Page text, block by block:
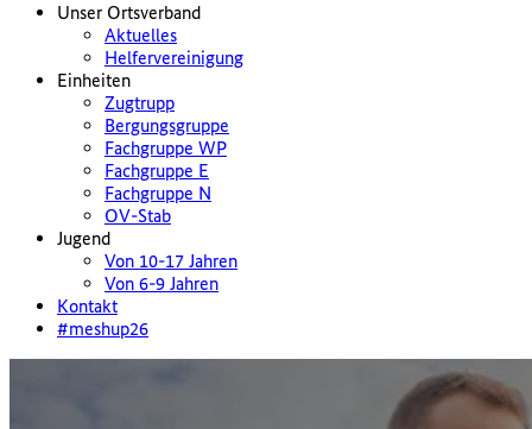
Unser Ortsverband
Aktuelles
Helfervereinigung
Einheiten
Zugtrupp
Bergungsgruppe
Fachgruppe WP
Fachgruppe E
Fachgruppe N
OV-Stab
Jugend
Von 10-17 Jahren
Von 6-9 Jahren
Kontakt
#meshup26